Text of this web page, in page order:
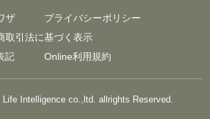
ザ
プライバシーポリシー
取引法に基づく表示
記
Online利用規約
Life Intelligence co.,ltd. allrights Reserved.